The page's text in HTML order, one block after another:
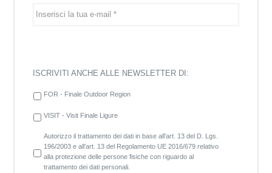
ISCRIVITI ANCHE ALLE NEWSLETTER DI:
FOR - Finale Outdoor Region
VISIT - Visit Finale Ligure
Autorizzo il trattamento dei dati in base all’art. 13 del D. Lgs.
196/2003 e all’art. 13 del Regolamento UE 2016/679 relativo
alla protezione delle persone fisiche con riguardo al
trattamento dei dati personali.